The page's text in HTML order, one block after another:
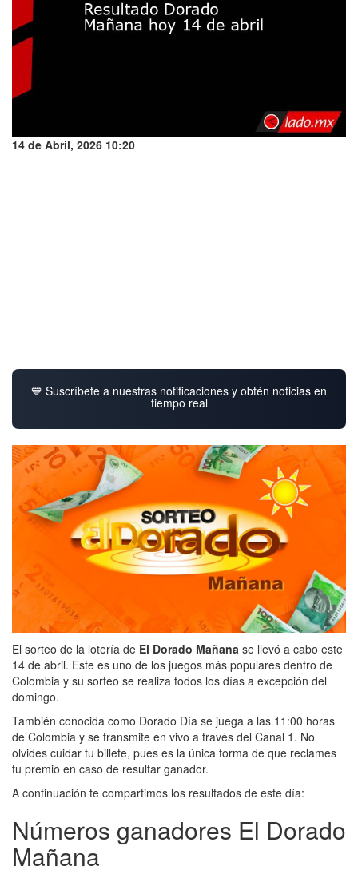
14 de Abril, 2026 10:20
💙 Suscríbete a nuestras notificaciones y obtén noticias en
tiempo real
El sorteo de la lotería de El Dorado Mañana se llevó a cabo este
14 de abril. Este es uno de los juegos más populares dentro de
Colombia y su sorteo se realiza todos los días a excepción del
domingo.
También conocida como Dorado Día se juega a las 11:00 horas
de Colombia y se transmite en vivo a través del Canal 1. No
olvides cuidar tu billete, pues es la única forma de que reclames
tu premio en caso de resultar ganador.
A continuación te compartimos los resultados de este día:
Números ganadores El Dorado
Mañana